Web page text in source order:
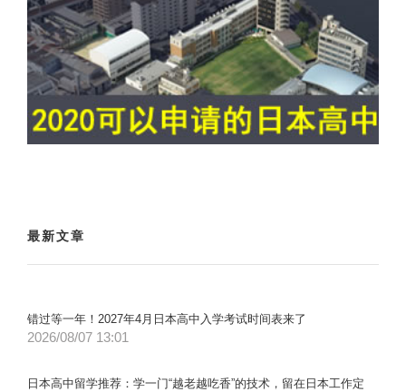
最新文章
错过等一年！2027年4月日本高中入学考试时间表来了
2026/08/07 13:01
日本高中留学推荐：学一门“越老越吃香”的技术，留在日本工作定